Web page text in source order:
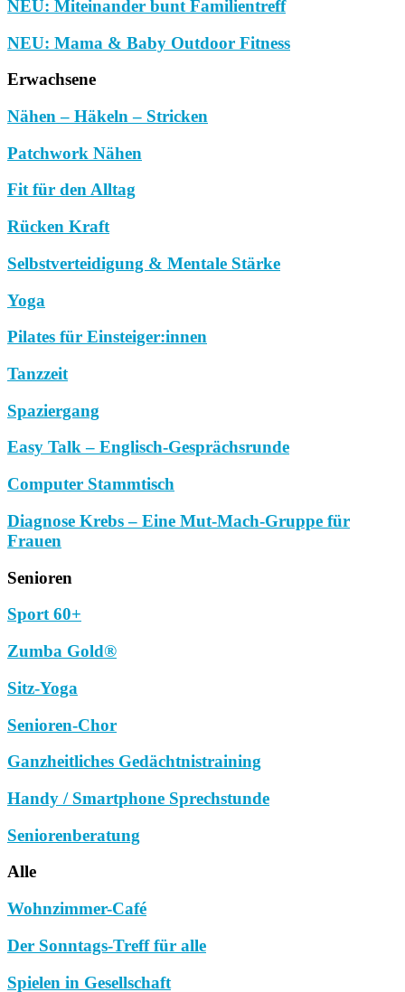
NEU: Miteinander bunt Familientreff
NEU: Mama & Baby Outdoor Fitness
Erwachsene
Nähen – Häkeln – Stricken
Patchwork Nähen
Fit für den Alltag
Rücken Kraft
Selbstverteidigung & Mentale Stärke
Yoga
Pilates für Einsteiger:innen
Tanzzeit
Spaziergang
Easy Talk – Englisch-Gesprächsrunde
Computer Stammtisch
Diagnose Krebs – Eine Mut-Mach-Gruppe für
Frauen
Senioren
Sport 60+
Zumba Gold®
Sitz-Yoga
Senioren-Chor
Ganzheitliches Gedächtnistraining
Handy / Smartphone Sprechstunde
Seniorenberatung
Alle
Wohnzimmer-Café
Der Sonntags-Treff für alle
Spielen in Gesellschaft